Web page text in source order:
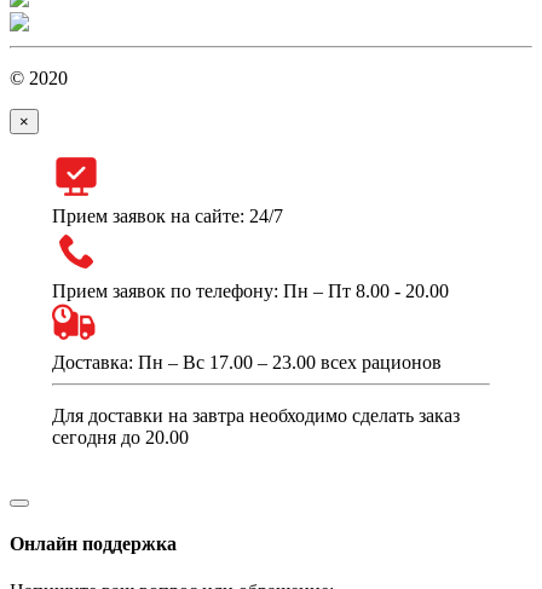
© 2020
×
Прием заявок на сайте: 24/7
Прием заявок по телефону: Пн – Пт 8.00 - 20.00
Доставка: Пн – Вс 17.00 – 23.00 всех рационов
Для доставки на завтра необходимо сделать заказ
сегодня до 20.00
Онлайн поддержка